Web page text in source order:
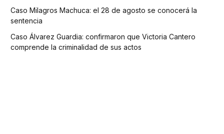
Caso Milagros Machuca: el 28 de agosto se conocerá la
sentencia
Caso Álvarez Guardia: confirmaron que Victoria Cantero
comprende la criminalidad de sus actos